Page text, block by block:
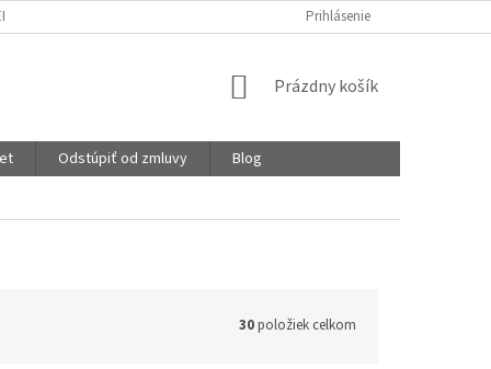
STUPNICA SAVOSTI
Prihlásenie
NÁKUPNÝ
Prázdny košík
Odstúpiť od zmluvy
Blog
30položiek celkom